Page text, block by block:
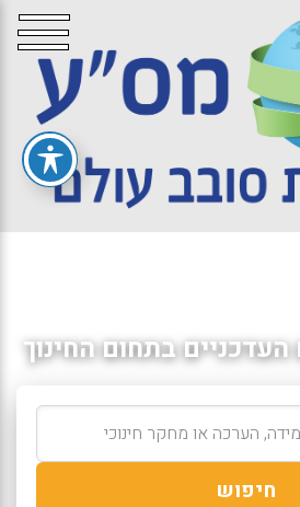
בתחום החינוך
חיפוש